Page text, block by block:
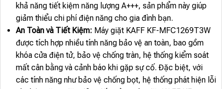
khả năng tiết kiệm năng lượng A+++, sản phẩm này giúp
giảm thiểu chi phí điện năng cho gia đình bạn.
An Toàn và Tiết Kiệm: Máy giặt KAFF KF-MFC1269T3W
được tích hợp nhiều tính năng bảo vệ an toàn, bao gồm
khóa cửa điện tử, bảo vệ chống tràn, hệ thống kiểm soát
mất cân bằng và cảnh báo khi gặp sự cố. Đặc biệt, với
các tính năng như bảo vệ chống bọt, hệ thống phát hiện lỗi